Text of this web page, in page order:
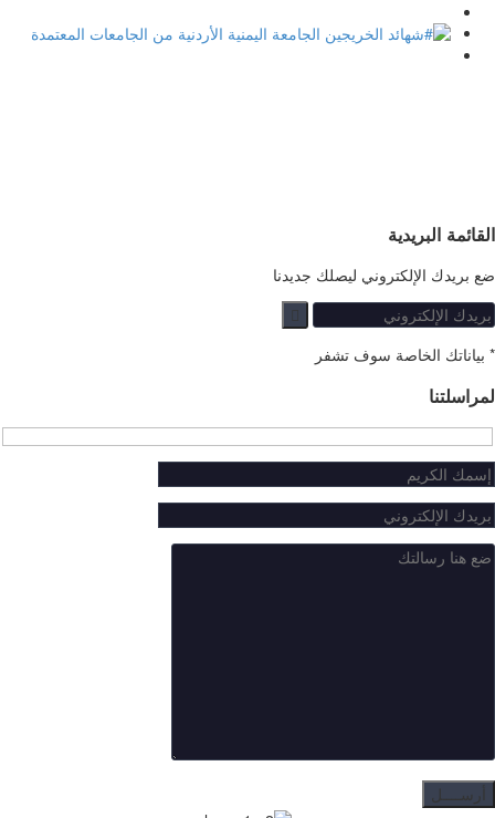
القائمة البريدية
ضع بريدك الإلكتروني ليصلك جديدنا
* بياناتك الخاصة سوف تشفر
لمراسلتنا
Hidden
fields